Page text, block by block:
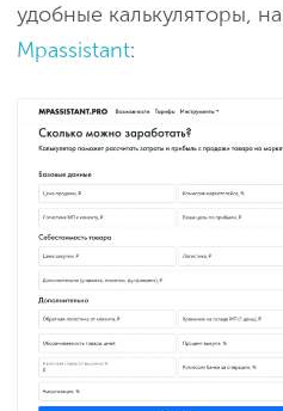
удобные калькуляторы,
Mpassistant: